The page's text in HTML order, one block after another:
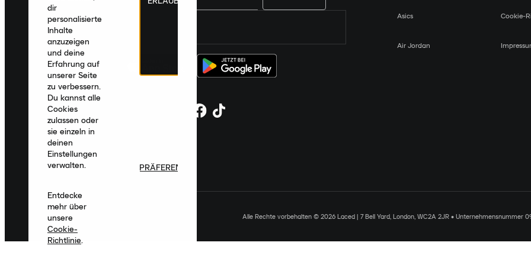
Asics
Air Jordan
Cookie-
Alle Rechte vorbehalten © 2026 Laced | 7 Bell Yard, London, WC2A 2JR • Unternehmensnummer
dir
personalisierte
Inhalte
anzuzeigen
und deine
Erfahrung auf
unserer Seite
zu verbessern.
Du kannst alle
Cookies
zulassen oder
sie einzeln in
deinen
Einstellungen
verwalten.
Entdecke
mehr über
unsere
Cookie-
Richtlinie.
PRÄFERENZEN